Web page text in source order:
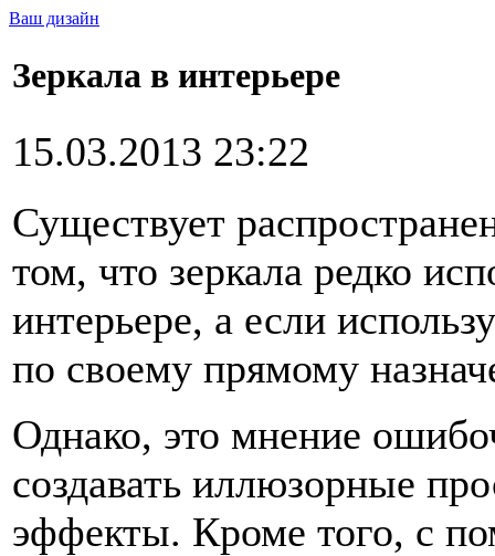
Ваш дизайн
Зеркала в интерьере
15.03.2013 23:22
Существует
том, что зеркала редко
интерьере, а если
по своему прямому
Однако, это мнение
создавать иллюзорные
эффекты. Кроме того, с